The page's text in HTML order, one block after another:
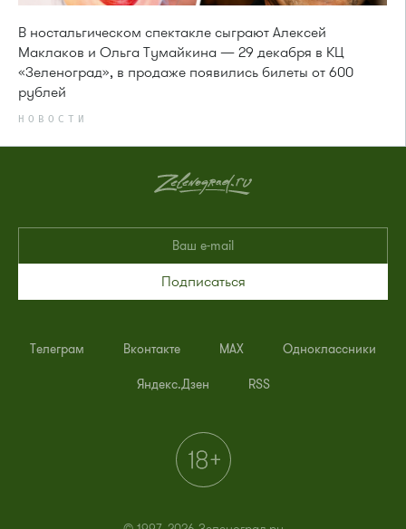
В ностальгическом спектакле сыграют Алексей
Маклаков и Ольга Тумайкина — 29 декабря в КЦ
«Зеленоград», в продаже появились билеты от 600
рублей
НОВОСТИ
Подписаться
Телеграм Вконтакте MAX Одноклассники
Яндекс.Дзен RSS